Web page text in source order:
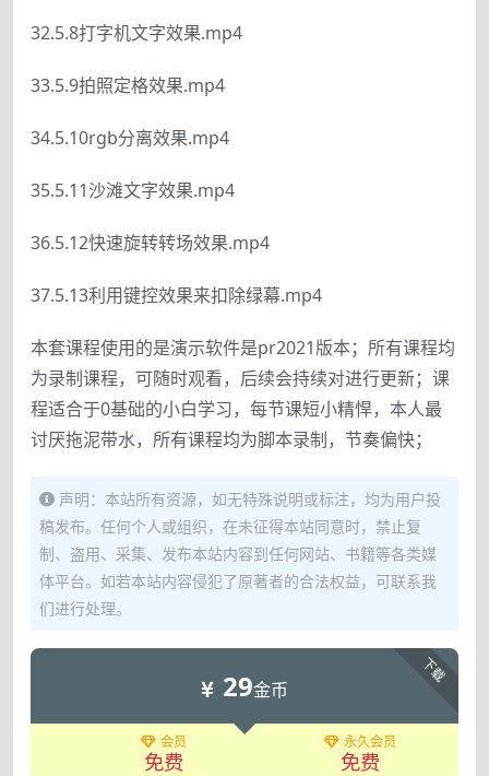
32.5.8打字机文字效果.mp4
33.5.9拍照定格效果.mp4
34.5.10rgb分离效果.mp4
35.5.11沙滩文字效果.mp4
36.5.12快速旋转转场效果.mp4
37.5.13利用键控效果来扣除绿幕.mp4
本套课程使用的是演示软件是pr2021版本；所有课程均
为录制课程，可随时观看，后续会持续对进行更新；课
程适合于0基础的小白学习，每节课短小精悍，本人最
讨厌拖泥带水，所有课程均为脚本录制，节奏偏快；
声明：本站所有资源，如无特殊说明或标注，均为用户投
稿发布。任何个人或组织，在未征得本站同意时，禁止复
制、盗用、采集、发布本站内容到任何网站、书籍等各类媒
体平台。如若本站内容侵犯了原著者的合法权益，可联系我
们进行处理。
下载
29金币
会员
免费
永久会员
免费